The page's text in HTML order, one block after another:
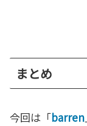
まとめ
今回は「barren